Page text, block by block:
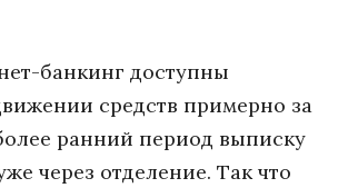
банкинг доступны
средств примерно за
ранний период выписку
через отделение. Так что